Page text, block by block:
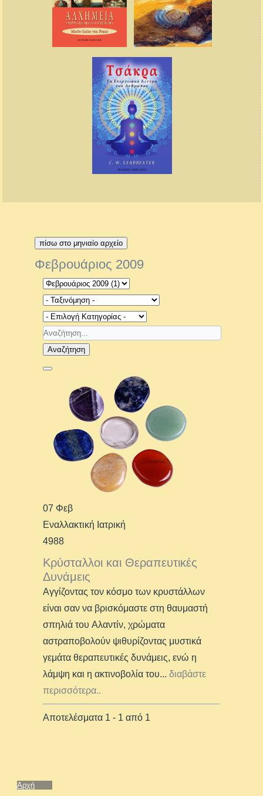
πίσω στο μηνιαίο αρχείο
Φεβρουάριος 2009
Αναζήτηση
07 Φεβ
Εναλλακτική Ιατρική
4988
Κρύσταλλοι και Θεραπευτικές
Δυνάμεις
Αγγίζοντας τον κόσμο των κρυστάλλων
είναι σαν να βρισκόμαστε στη θαυμαστή
σπηλιά του Αλαντίν, χρώματα
αστραποβολούν ψιθυρίζοντας μυστικά
γεμάτα θεραπευτικές δυνάμεις, ενώ η
λάμψη και η ακτινοβολία του... διαβάστε
περισσότερα..
Αποτελέσματα 1 - 1 από 1
Αρχή